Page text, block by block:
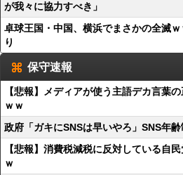
が我々に協力すべき」
卓球王国・中国、横浜でまさかの全滅
り
保守速報
【悲報】メディアが使う主語デカ言葉
ｗｗ
政府「ガキにSNSは早いやろ」SNS年
【悲報】消費税減税に反対している自
ｗ